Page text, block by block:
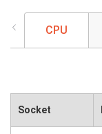
CPU
Socket